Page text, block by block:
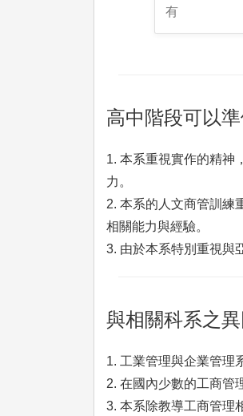
有
高中階段可以
1. 本系重視實作的精神
力。
2. 本系的人文商管訓練
相關能力與經驗。
3. 由於本系特別重視與
與相關科系之異
1. 工業管理與企業管理
2. 在國內少數的工商管
3. 本系除教導工商管理